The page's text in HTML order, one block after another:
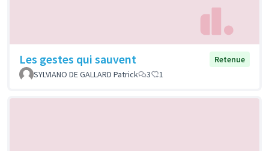
Les gestes qui sauvent
Retenue
SYLVIANO DE GALLARD Patrick
3 1